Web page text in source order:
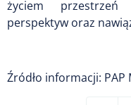
życiem
perspektyw oraz
Źródło informacji: PAP